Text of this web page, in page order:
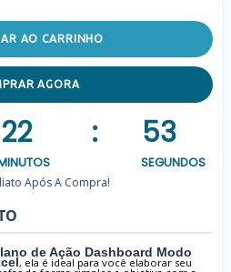
AO CARRINHO
AGORA
22 : 53
SEGUNDOS
Após A Compra!
de Ação Dashboard Modo
, ela é ideal para você elaborar seu